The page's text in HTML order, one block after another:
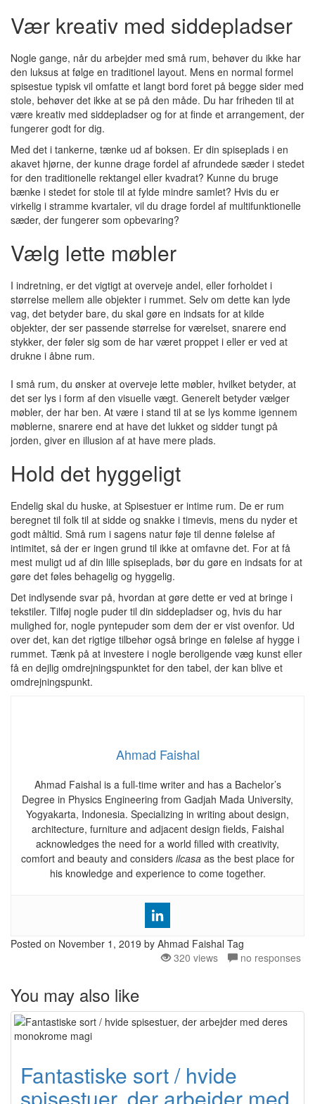
Vær kreativ med siddepladser
Nogle gange, når du arbejder med små rum, behøver du ikke har
den luksus at følge en traditionel layout. Mens en normal formel
spisestue typisk vil omfatte et langt bord foret på begge sider med
stole, behøver det ikke at se på den måde. Du har friheden til at
være kreativ med siddepladser og for at finde et arrangement, der
fungerer godt for dig.
Med det i tankerne, tænke ud af boksen. Er din spiseplads i en
akavet hjørne, der kunne drage fordel af afrundede sæder i stedet
for den traditionelle rektangel eller kvadrat? Kunne du bruge
bænke i stedet for stole til at fylde mindre samlet? Hvis du er
virkelig i stramme kvartaler, vil du drage fordel af multifunktionelle
sæder, der fungerer som opbevaring?
Vælg lette møbler
I indretning, er det vigtigt at overveje andel, eller forholdet i
størrelse mellem alle objekter i rummet. Selv om dette kan lyde
vag, det betyder bare, du skal gøre en indsats for at kilde
objekter, der ser passende størrelse for værelset, snarere end
stykker, der føler sig som de har været proppet i eller er ved at
drukne i åbne rum.
I små rum, du ønsker at overveje lette møbler, hvilket betyder, at
det ser lys i form af den visuelle vægt. Generelt betyder vælger
møbler, der har ben. At være i stand til at se lys komme igennem
møblerne, snarere end at have det lukket og sidder tungt på
jorden, giver en illusion af at have mere plads.
Hold det hyggeligt
Endelig skal du huske, at Spisestuer er intime rum. De er rum
beregnet til folk til at sidde og snakke i timevis, mens du nyder et
godt måltid. Små rum i sagens natur føje til denne følelse af
intimitet, så der er ingen grund til ikke at omfavne det. For at få
mest muligt ud af din lille spiseplads, bør du gøre en indsats for at
gøre det føles behagelig og hyggelig.
Det indlysende svar på, hvordan at gøre dette er ved at bringe i
tekstiler. Tilføj nogle puder til din siddepladser og, hvis du har
mulighed for, nogle pyntepuder som dem der er vist ovenfor. Ud
over det, kan det rigtige tilbehør også bringe en følelse af hygge i
rummet. Tænk på at investere i nogle beroligende væg kunst eller
få en dejlig omdrejningspunktet for den tabel, der kan blive et
omdrejningspunkt.
Ahmad Faishal
Ahmad Faishal is a full-time writer and has a Bachelor’s
Degree in Physics Engineering from Gadjah Mada University,
Yogyakarta, Indonesia. Specializing in writing about design,
architecture, furniture and adjacent design fields, Faishal
acknowledges the need for a world filled with creativity,
comfort and beauty and considers ilcasaas the best place for
his knowledge and experience to come together.
Posted on November 1, 2019 by Ahmad Faishal Tag
320 views
no responses
You may also like
Fantastiske sort / hvide